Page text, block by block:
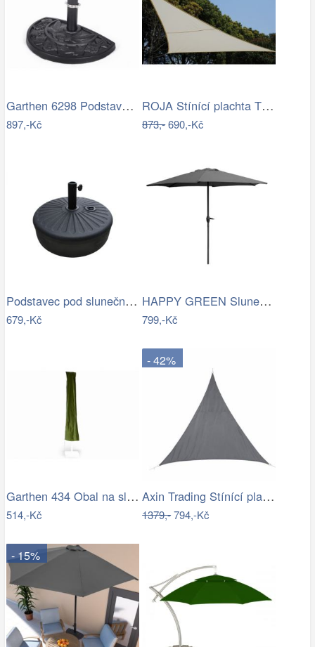
Garthen 6298 Podstavec pro půlkulaté…
897,-Kč
ROJA Stínící plachta TROJÚHELNÍK 3,6m
873,-690,-Kč
Podstavec pod slunečník Houseland Bixi…
679,-Kč
HAPPY GREEN Slunečník s kličkou 230 cm,…
799,-Kč
Garthen 434 Obal na slunečník s…
514,-Kč
- 42%
Axin Trading Stínící plachta…
1379,-794,-Kč
- 15%